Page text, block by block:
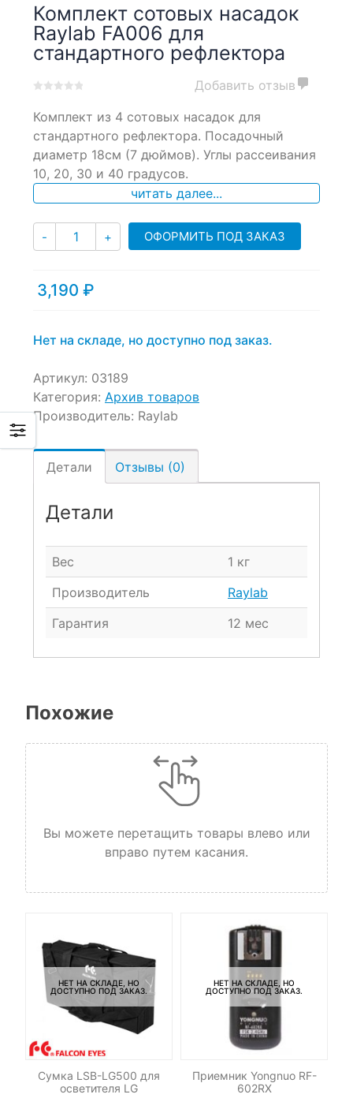
Комплект сотовых насадок
Raylab FA006 для
стандартного рефлектора
out
on
customer
ratings
Добавить отзыв
Комплект из 4 сотовых насадок для
стандартного рефлектора. Посадочный
диаметр 18см (7 дюймов). Углы рассеивания
10, 20, 30 и 40 градусов.
читать далее...
- Количество
+ ОФОРМИТЬ ПОД ЗАКАЗ
3,190 ₽
Нет на складе, но доступно под заказ.
Артикул: 03189
Категория: Архив товаров
Производитель: Raylab
Детали Отзывы (0)
Детали
Вес
1 кг
Производитель
Raylab
Гарантия
12 мес
Похожие
Вы можете перетащить товары влево или
вправо путем касания.
НЕТ НА СКЛАДЕ, НО
ДОСТУПНО ПОД ЗАКАЗ.
Сумка LSB-LG500 для
осветителя LG
НЕТ НА СКЛАДЕ, НО
ДОСТУПНО ПОД ЗАКАЗ.
Приемник Yongnuo RF-
602RX